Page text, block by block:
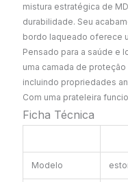
mistura estratégica de
durabilidade. Seu
bordo laqueado oferece
Pensado para a saúde e
uma camada de
incluindo propriedades
Com uma prateleira
Ficha Técnica
Modelo